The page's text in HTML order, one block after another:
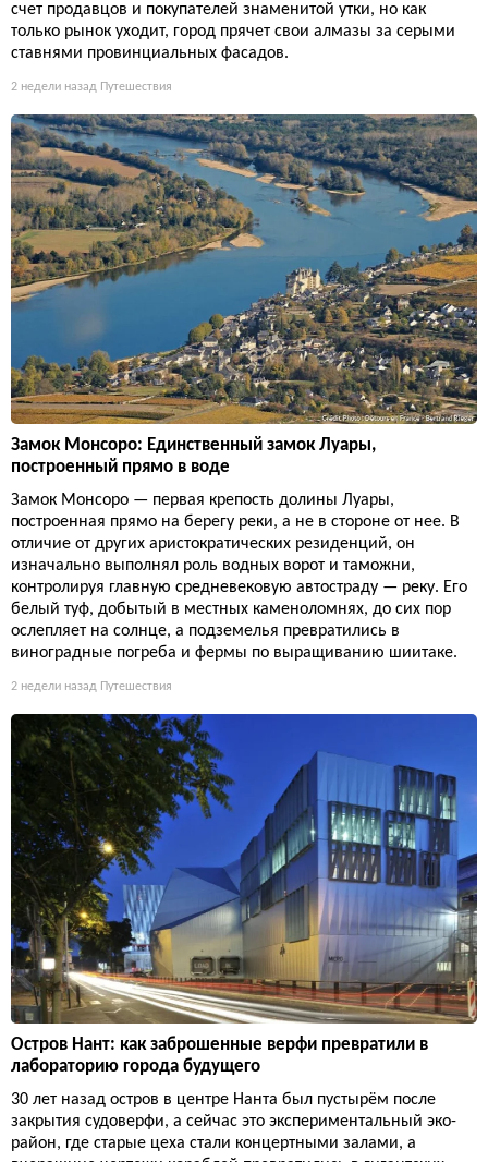
счет продавцов и покупателей знаменитой утки, но как
только рынок уходит, город прячет свои алмазы за серыми
ставнями провинциальных фасадов.
2 недели назад Путешествия
Замок Монсоро: Единственный замок Луары,
построенный прямо в воде
Замок Монсоро — первая крепость долины Луары,
построенная прямо на берегу реки, а не в стороне от нее. В
отличие от других аристократических резиденций, он
изначально выполнял роль водных ворот и таможни,
контролируя главную средневековую автостраду — реку. Его
белый туф, добытый в местных каменоломнях, до сих пор
ослепляет на солнце, а подземелья превратились в
виноградные погреба и фермы по выращиванию шиитаке.
2 недели назад Путешествия
Остров Нант: как заброшенные верфи превратили в
лабораторию города будущего
30 лет назад остров в центре Нанта был пустырём после
закрытия судоверфи, а сейчас это экспериментальный эко-
район, где старые цеха стали концертными залами, а